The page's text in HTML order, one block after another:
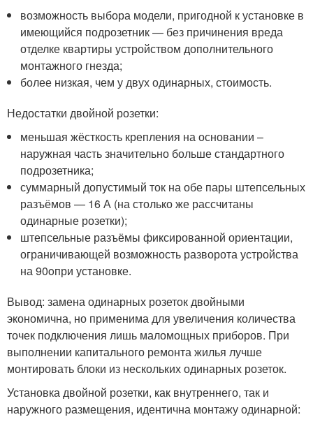
возможность выбора модели, пригодной к установке в
имеющийся подрозетник — без причинения вреда
отделке квартиры устройством дополнительного
монтажного гнезда;
более низкая, чем у двух одинарных, стоимость.
Недостатки двойной розетки:
меньшая жёсткость крепления на основании –
наружная часть значительно больше стандартного
подрозетника;
суммарный допустимый ток на обе пары штепсельных
разъёмов — 16 А (на столько же рассчитаны
одинарные розетки);
штепсельные разъёмы фиксированной ориентации,
ограничивающей возможность разворота устройства
на 90oпри установке.
Вывод: замена одинарных розеток двойными
экономична, но применима для увеличения количества
точек подключения лишь маломощных приборов. При
выполнении капитального ремонта жилья лучше
монтировать блоки из нескольких одинарных розеток.
Установка двойной розетки, как внутреннего, так и
наружного размещения, идентична монтажу одинарной: